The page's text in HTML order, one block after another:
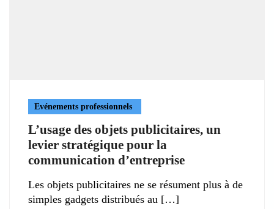
Evénements professionnels
L’usage des objets publicitaires, un
levier stratégique pour la
communication d’entreprise
Les objets publicitaires ne se résument plus à de
simples gadgets distribués au